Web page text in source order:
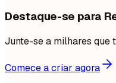
Destaque-se para
Junte-se a milhares que
Comece a criar agora